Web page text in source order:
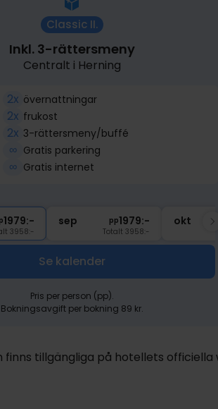
Classic II.
Inkl. 3-rättersmeny
Centralt i Herning
2x övernattningar
2x frukost
2x 3-rättersmeny/buffé
∞ Gratis parkering
∞ Gratis internet
1979:-
3958:-
sep pp1979:-
Totalt 3958:-
okt
Se kalender
Pris per person (pp).
Bokningsavgift per bokning 89 kr.
tillgängliga på hotellets officiella